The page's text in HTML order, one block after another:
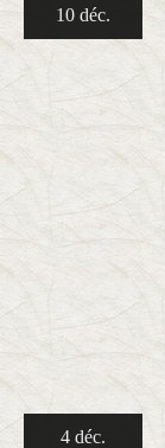
10 déc.
4 déc.